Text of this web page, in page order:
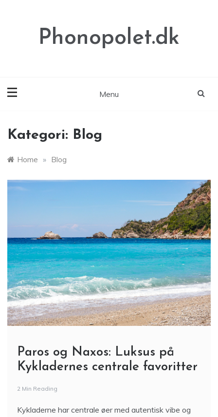
Phonopolet.dk
Menu
Kategori: Blog
Home » Blog
Paros og Naxos: Luksus på
Kykladernes centrale favoritter
2 Min Reading
Kykladerne har centrale øer med autentisk vibe og